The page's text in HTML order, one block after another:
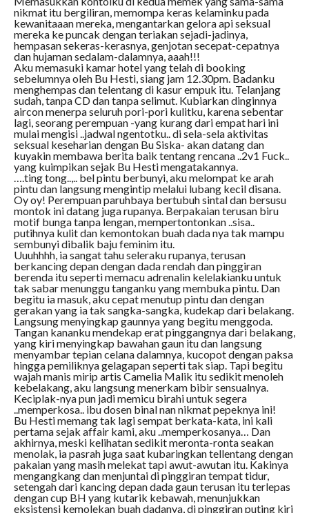
nikmat itu bergiliran, memompa keras kelaminku pada
kewanitaaan mereka, mengantarkan gelora api seksual
mereka ke puncak dengan teriakan sejadi-jadinya,
hempasan sekeras-kerasnya, genjotan secepat-cepatnya
dan hujaman sedalam-dalamnya, aaah!!!
Aku memasuki kamar hotel yang telah di booking
sebelumnya oleh Bu Hesti, siang jam 12.30pm. Badanku
menghempas dan telentang di kasur empuk itu. Telanjang
sudah, tanpa CD dan tanpa selimut. Kubiarkan dinginnya
aircon menerpa seluruh pori-pori kulitku, karena sebentar
lagi, seorang perempuan -yang kurang dari empat hari ini
mulai mengisi ..jadwal ngentotku.. di sela-sela aktivitas
seksual keseharian dengan Bu Siska- akan datang dan
kuyakin membawa berita baik tentang rencana ..2v1 Fuck..
yang kuimpikan sejak Bu Hesti mengatakannya.
….ting tong..,.. bel pintu berbunyi, aku melompat ke arah
pintu dan langsung mengintip melalui lubang kecil disana.
Oy oy! Perempuan paruhbaya bertubuh sintal dan bersusu
montok ini datang juga rupanya. Berpakaian terusan biru
motif bunga tanpa lengan, mempertontonkan ..sisa..
putihnya kulit dan kemontokan buah dada nya tak mampu
sembunyi dibalik baju feminim itu.
Uuuhhhh, ia sangat tahu seleraku rupanya, terusan
berkancing depan dengan dada rendah dan pinggiran
berenda itu seperti memacu adrenalin kelelakianku untuk
tak sabar menunggu tanganku yang membuka pintu. Dan
begitu ia masuk, aku cepat menutup pintu dan dengan
gerakan yang ia tak sangka-sangka, kudekap dari belakang.
Langsung menyingkap gaunnya yang begitu menggoda.
Tangan kananku mendekap erat pinggangnya dari belakang,
yang kiri menyingkap bawahan gaun itu dan langsung
menyambar tepian celana dalamnya, kucopot dengan paksa
hingga pemiliknya gelagapan seperti tak siap. Tapi begitu
wajah manis mirip artis Camelia Malik itu sedikit menoleh
kebelakang, aku langsung menerkam bibir sensualnya.
Keciplak-nya pun jadi memicu birahi untuk segera
..memperkosa.. ibu dosen binal nan nikmat pepeknya ini!
Bu Hesti memang tak lagi sempat berkata-kata, ini kali
pertama sejak affair kami, aku ..memperkosanya… Dan
akhirnya, meski kelihatan sedikit meronta-ronta seakan
menolak, ia pasrah juga saat kubaringkan tellentang dengan
pakaian yang masih melekat tapi awut-awutan itu. Kakinya
mengangkang dan menjuntai di pinggiran tempat tidur,
setengah dari kancing depan dada gaun terusan itu terlepas
dengan cup BH yang kutarik kebawah, menunjukkan
eksistensi kemolekan buah dadanya, di pinggiran puting kiri